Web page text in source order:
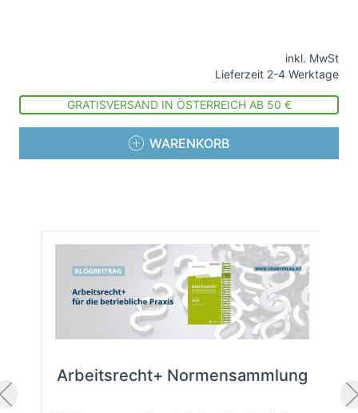
inkl. MwSt
Lieferzeit 2-4 Werktage
GRATISVERSAND IN ÖSTERREICH AB 50 €
WARENKORB
Arbeitsrecht+ Normensammlung